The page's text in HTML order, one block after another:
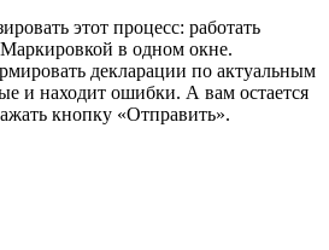
этот процесс: работать
в одном окне.
декларации по актуальным
и находит ошибки. А вам остается
кнопку «Отправить».